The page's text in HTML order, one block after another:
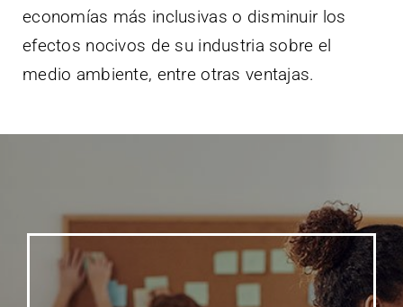
economías más inclusivas o disminuir los
efectos nocivos de su industria sobre el
medio ambiente, entre otras ventajas.